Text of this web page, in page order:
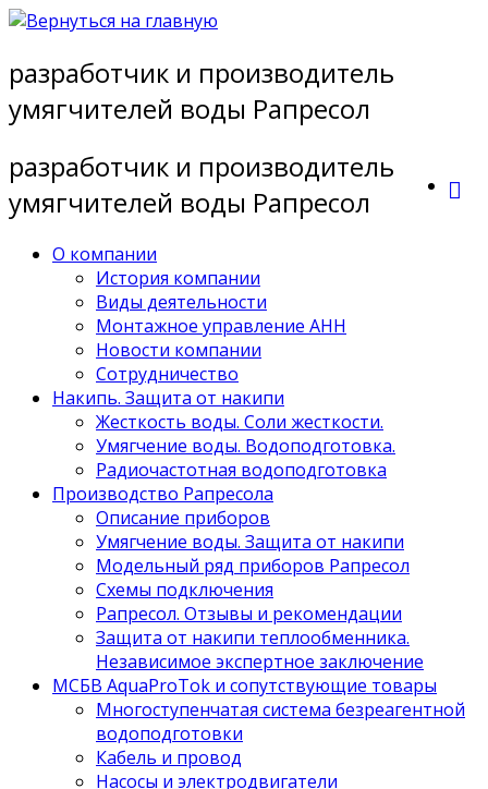
Перейти
содержимому
разработчик и производитель
умягчителей воды Рапресол
разработчик и производитель
умягчителей воды Рапресол
О компании
История компании
Виды деятельности
Монтажное управление АНН
Новости компании
Сотрудничество
Накипь. Защита от накипи
Жесткость воды. Соли жесткости.
Умягчение воды. Водоподготовка.
Радиочастотная водоподготовка
Производство Рапресола
Описание приборов
Умягчение воды. Защита от накипи
Модельный ряд приборов Рапресол
Схемы подключения
Рапресол. Отзывы и рекомендации
Защита от накипи теплообменника.
Независимое экспертное заключение
МСБВ AquaProTok и сопутствующие товары
Многоступенчатая система безреагентной
водоподготовки
Кабель и провод
Насосы и электродвигатели